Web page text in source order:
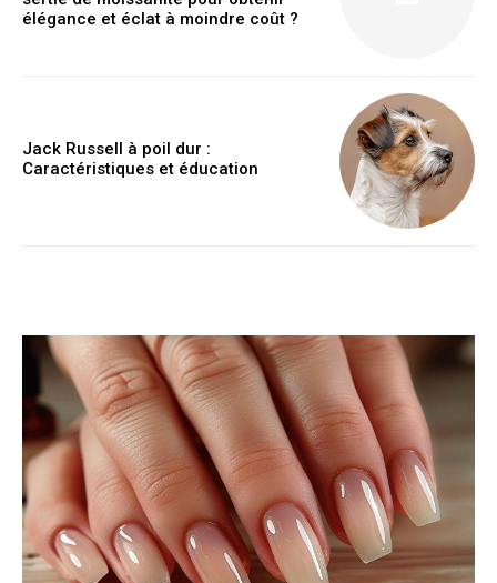
élégance et éclat à moindre coût ?
Jack Russell à poil dur :
Caractéristiques et éducation